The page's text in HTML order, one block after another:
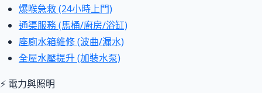
爆喉急救 (24小時上門)
通渠服務 (馬桶/廚房/浴缸)
座廁水箱維修 (波曲/漏水)
全屋水壓提升 (加裝水泵)
⚡ 電力與照明